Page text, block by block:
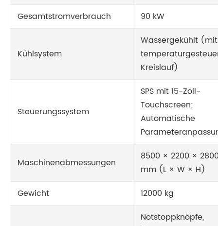
Gesamtstromverbrauch
90 kW
Kühlsystem
Wassergekühlt (mit
Kreislauf)
Steuerungssystem
SPS mit 15-Zoll-
Touchscreen;
Automatische
Maschinenabmessungen
8500 × 2200 ×
mm (L × W × H)
Gewicht
12000 kg
Notstoppknöpfe,